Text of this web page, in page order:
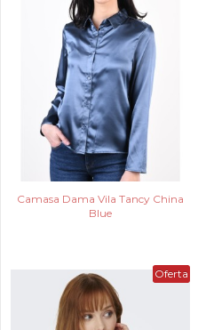
Camasa Dama Vila Tancy China
Blue
Oferta